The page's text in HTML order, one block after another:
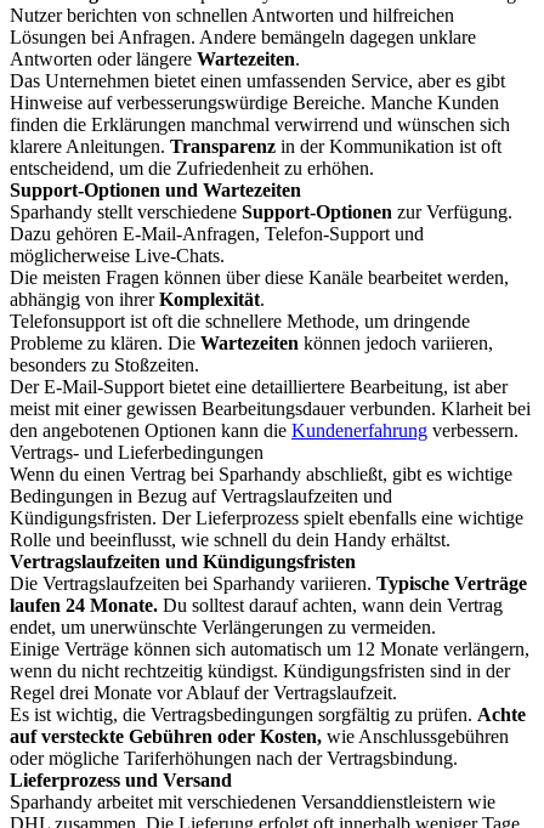
Nutzer berichten von schnellen Antworten und hilfreichen
Lösungen bei Anfragen. Andere bemängeln dagegen unklare
Antworten oder längere Wartezeiten.
Das Unternehmen bietet einen umfassenden Service, aber es gibt
Hinweise auf verbesserungswürdige Bereiche. Manche Kunden
finden die Erklärungen manchmal verwirrend und wünschen sich
klarere Anleitungen. Transparenz in der Kommunikation ist oft
entscheidend, um die Zufriedenheit zu erhöhen.
Support-Optionen und Wartezeiten
Sparhandy stellt verschiedene Support-Optionen zur Verfügung.
Dazu gehören E-Mail-Anfragen, Telefon-Support und
möglicherweise Live-Chats.
Die meisten Fragen können über diese Kanäle bearbeitet werden,
abhängig von ihrerKomplexität.
Telefonsupport ist oft die schnellere Methode, um dringende
Probleme zu klären. Die Wartezeiten können jedoch variieren,
besonders zu Stoßzeiten.
Der E-Mail-Support bietet eine detailliertere Bearbeitung, ist aber
meist mit einer gewissen Bearbeitungsdauer verbunden. Klarheit bei
den angebotenen Optionen kann die Kundenerfahrung verbessern.
Vertrags- und Lieferbedingungen
Wenn du einen Vertrag bei Sparhandy abschließt, gibt es wichtige
Bedingungen in Bezug auf Vertragslaufzeiten und
Kündigungsfristen. Der Lieferprozess spielt ebenfalls eine wichtige
Rolle und beeinflusst, wie schnell du dein Handy erhältst.
Vertragslaufzeiten und Kündigungsfristen
Die Vertragslaufzeiten bei Sparhandy variieren. Typische Verträge
laufen 24 Monate. Du solltest darauf achten, wann dein Vertrag
endet, um unerwünschte Verlängerungen zu vermeiden.
Einige Verträge können sich automatisch um 12 Monate verlängern,
wenn du nicht rechtzeitig kündigst. Kündigungsfristen sind in der
Regel drei Monate vor Ablauf der Vertragslaufzeit.
Es ist wichtig, die Vertragsbedingungen sorgfältig zu prüfen. Achte
auf versteckte Gebühren oder Kosten, wie Anschlussgebühren
oder mögliche Tariferhöhungen nach der Vertragsbindung.
Lieferprozess und Versand
Sparhandy arbeitet mit verschiedenen Versanddienstleistern wie
DHL zusammen. Die Lieferung erfolgt oft innerhalb weniger Tage